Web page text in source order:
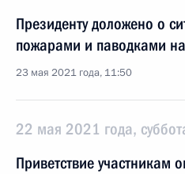
Президенту доложено о
пожарами и паводками
23 мая 2021 года, 11:50
22 мая 2021 года,
Приветствие участникам